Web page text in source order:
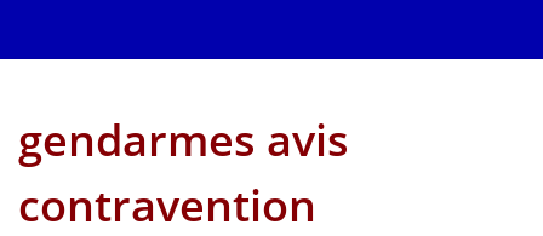
gendarmes avis
contravention